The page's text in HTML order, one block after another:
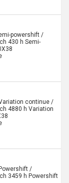
powershift /
430 h Semi-
continue /
4880 h Variation
/
3459 h Powershift